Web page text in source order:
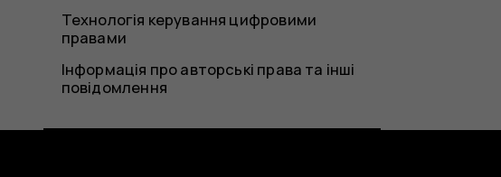
Технологія керування цифровими
правами
Інформація про авторські права та інші
повідомлення